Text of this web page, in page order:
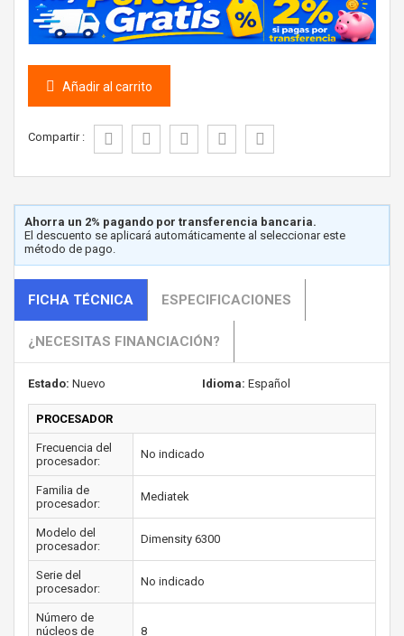
Añadir al carrito
Compartir :
Ahorra un 2% pagando por transferencia bancaria.
El descuento se aplicará automáticamente al seleccionar este
método de pago.
FICHA TÉCNICA ESPECIFICACIONES
¿NECESITAS FINANCIACIÓN?
Estado: Nuevo Idioma: Español
PROCESADOR
Frecuencia del
procesador:
No indicado
Familia de
procesador:
Mediatek
Modelo del
procesador:
Dimensity 6300
Serie del
procesador:
No indicado
Número de
núcleos de
8